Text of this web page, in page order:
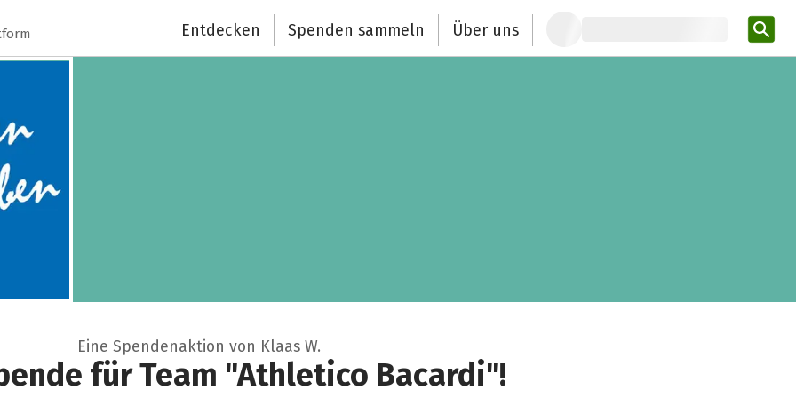
Entdecken Spenden sammeln Über uns
Eine Spendenaktion von Klaas W.
für Team "Athletico Bacardi"!